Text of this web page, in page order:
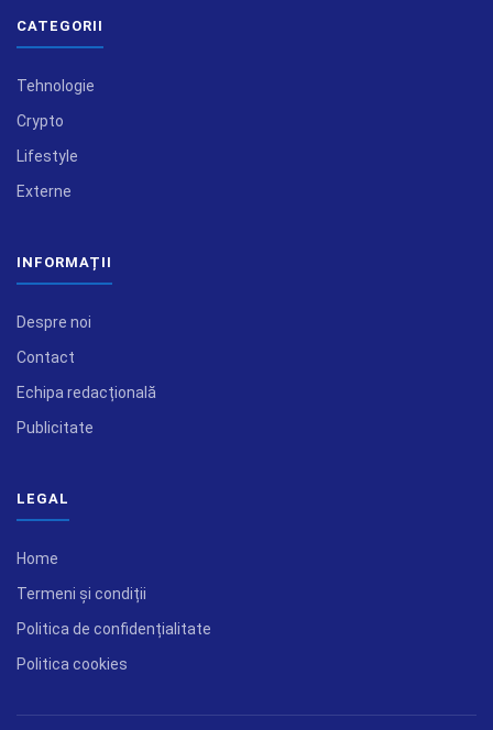
CATEGORII
Tehnologie
Crypto
Lifestyle
Externe
INFORMAȚII
Despre noi
Contact
Echipa redacțională
Publicitate
LEGAL
Home
Termeni și condiții
Politica de confidențialitate
Politica cookies